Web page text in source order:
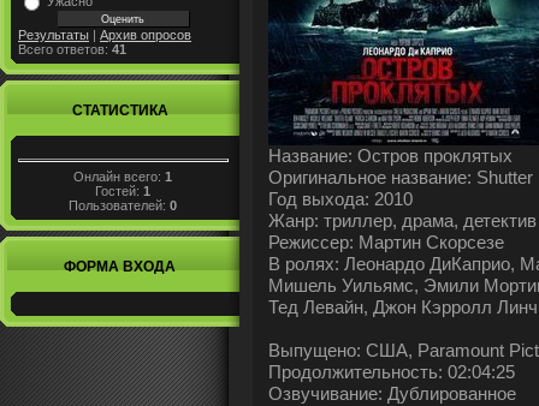
Результаты | Архив опросов
Всего ответов: 41
СТАТИСТИКА
Онлайн всего:1
Гостей:1
Пользователей:0
ФОРМА ВХОДА
Название: Остров проклятых
Оригинальное название: Shutter
Год выхода: 2010
Жанр: триллер, драма, детектив
Режиссер: Мартин Скорсезе
В ролях: Леонардо ДиКаприо,
Мишель Уильямс, Эмили
Тед Левайн, Джон Кэрролл
Выпущено: США, Paramount
Продолжительность: 02:04:25
Озвучивание: Дублированное